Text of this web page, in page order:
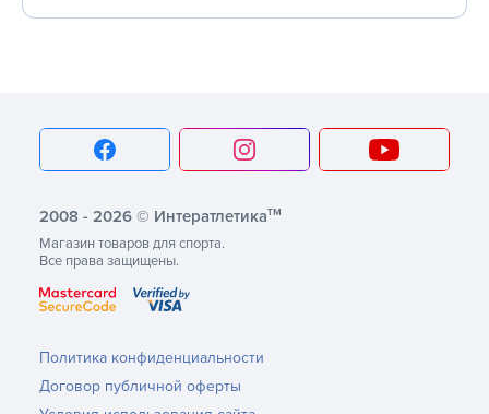
2008 - 2026 © Интератлетикатм
Магазин товаров для спорта.
Все права защищены.
Политика конфиденциальности
Договор публичной оферты